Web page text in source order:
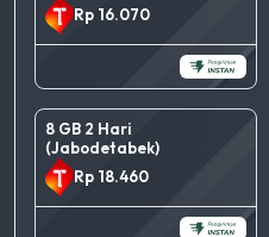
Rp 16.070
8 GB 2 Hari
(Jabodetabek)
Rp 18.460